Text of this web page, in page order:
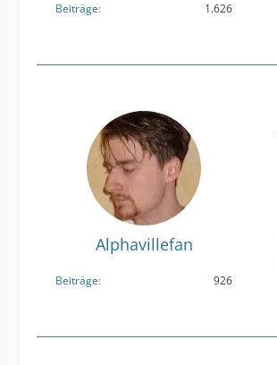
Beiträge
1.626
Alphavillefan
Beiträge 926